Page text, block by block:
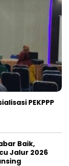
PEKPPP
Baik,
Jalur 2026